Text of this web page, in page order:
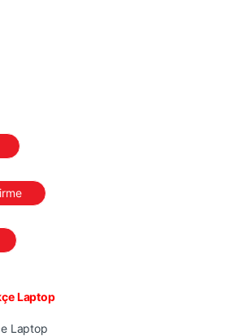
Laptop
Laptop